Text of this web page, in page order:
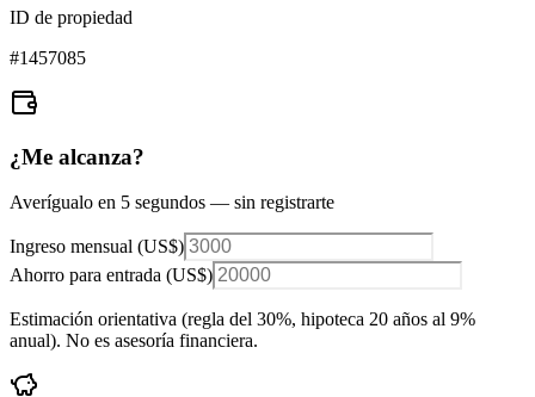
ID de propiedad
#1457085
¿Me alcanza?
Averígualo en 5 segundos — sin registrarte
Ingreso mensual (US$)
Ahorro para entrada (US$)
Estimación orientativa (regla del 30%, hipoteca 20 años al 9%
anual). No es asesoría financiera.